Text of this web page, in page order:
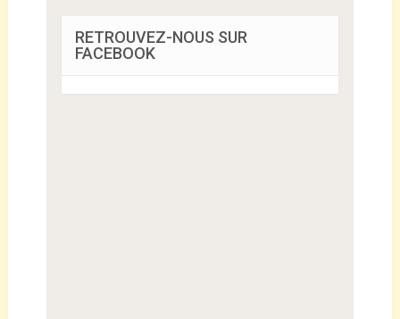
RETROUVEZ-NOUS SUR
FACEBOOK